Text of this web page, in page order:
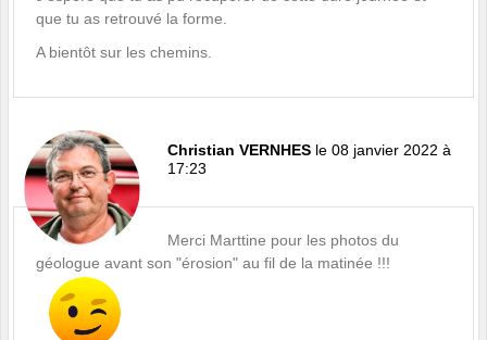
que tu as retrouvé la forme.
A bientôt sur les chemins.
Christian VERNHES le 08 janvier 2022 à
17:23
Merci Marttine pour les photos du
géologue avant son "érosion" au fil de la matinée !!!